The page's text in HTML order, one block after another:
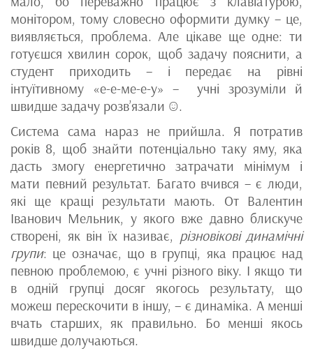
монітором, тому словесно оформити думку – це,
виявляється, проблема. Але цікаве ще одне: ти
готуєшся хвилин сорок, щоб задачу пояснити, а
студент приходить – і передає на рівні
інтуїтивному «е-е-ме-е-у» – учні зрозуміли й
швидше задачу розв’язали ☺.
Система сама нараз не прийшла. Я потратив
років 8, щоб знайти потенціально таку яму, яка
дасть змогу енергетично затрачати мінімум і
мати певний результат. Багато вчився – є люди,
які ще кращі результати мають. От Валентин
Іванович Мельник, у якого вже давно блискуче
створені, як він їх називає, різновікові динамічні
групи: це означає, що в групці, яка працює над
певною проблемою, є учні різного віку. І якщо ти
в одній групці досяг якогось результату, що
можеш перескочити в іншу, – є динаміка. А менші
вчать старших, як правильно. Бо менші якось
швидше долучаються.